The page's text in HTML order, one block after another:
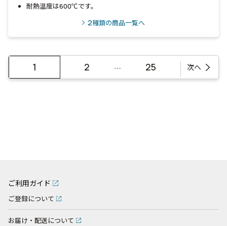
耐熱温度は600℃です。
2種類の商品一覧へ
1 2 … 25 次へ
ご利用ガイド
ご登録について
お届け・配送について